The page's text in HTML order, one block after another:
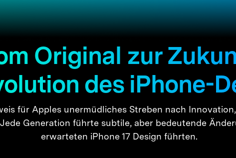
Original zur
des iPhone-
für Apples unermüdliches Streben nach
Generation führte subtile, aber bedeutende
erwarteten iPhone 17 Design führten.